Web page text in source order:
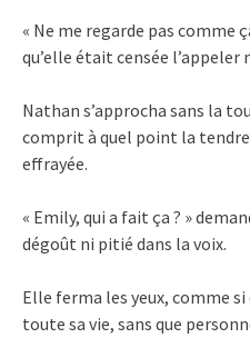
« Ne me regarde pas
qu’elle était censée
Nathan s’approcha sans la
comprit à quel point la
effrayée.
« Emily, qui a fait ça ? »
dégoût ni pitié dans la voix.
Elle ferma les yeux, comme
toute sa vie, sans que